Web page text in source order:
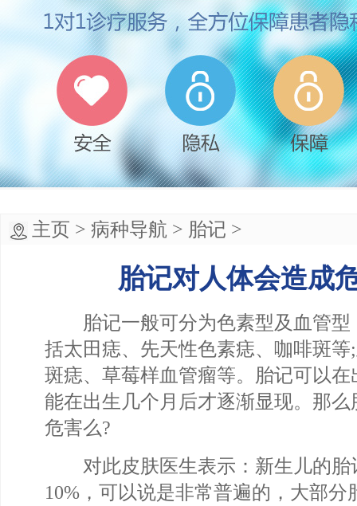
主页 > 病种导航 > 胎记 >
胎记对人体会造成
胎记一般可分为色素型及血管型
括太田痣、先天性色素痣、咖啡斑
斑痣、草莓样血管瘤等。胎记可以
能在出生几个月后才逐渐显现。那
危害么?
对此皮肤医生表示：新生儿的胎
10%，可以说是非常普遍的，大部分